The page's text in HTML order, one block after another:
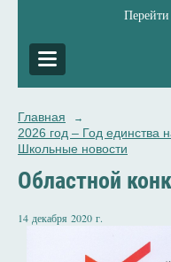
Главная →
2026 год – Год единства
Школьные новости
Областной
14 декабря 2020 г.